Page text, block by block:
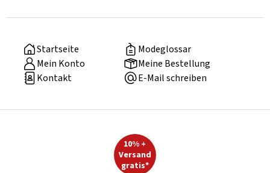
Startseite
Modeglossar
Mein Konto
Meine Bestellung
Kontakt
E-Mail schreiben
10% +
Versand
gratis*